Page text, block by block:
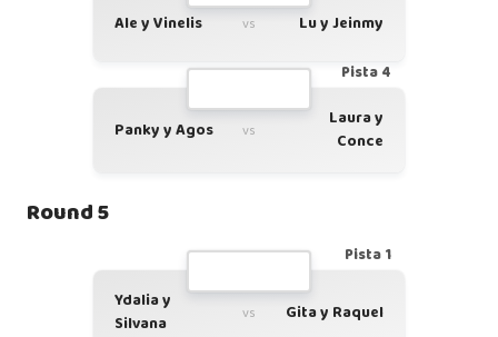
Ale y Vinelis vs Lu y Jeinmy
Pista 4
Panky y Agos vs
Laura y
Conce
Round 5
Pista 1
Ydalia y
Silvana
vs Gita y Raquel